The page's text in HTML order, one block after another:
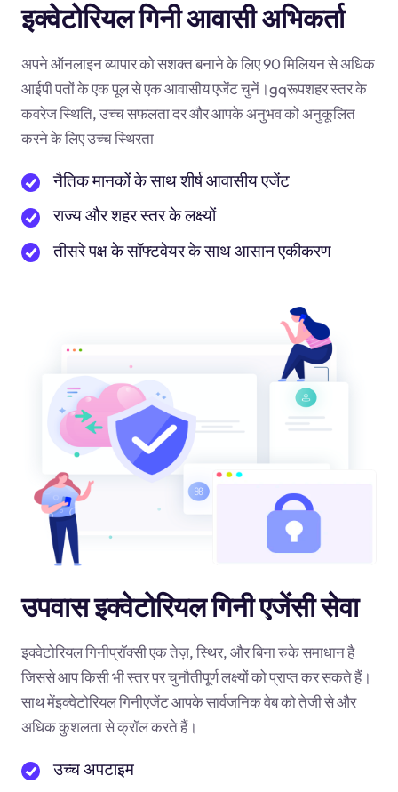
इक्वेटोरियल गिनी आवासी अभिकर्ता
अपने ऑनलाइन व्यापार को सशक्त बनाने के लिए 90 मिलियन से अधिक
आईपी पतों के एक पूल से एक आवासीय एजेंट चुनें।gqरूपशहर स्तर के
कवरेज स्थिति, उच्च सफलता दर और आपके अनुभव को अनुकूलित
करने के लिए उच्च स्थिरता
नैतिक मानकों के साथ शीर्ष आवासीय एजेंट
राज्य और शहर स्तर के लक्ष्यों
तीसरे पक्ष के सॉफ्टवेयर के साथ आसान एकीकरण
उपवास इक्वेटोरियल गिनी एजेंसी सेवा
इक्वेटोरियल गिनीप्रॉक्सी एक तेज़, स्थिर, और बिना रुके समाधान है
जिससे आप किसी भी स्तर पर चुनौतीपूर्ण लक्ष्यों को प्राप्त कर सकते हैं।
साथ मेंइक्वेटोरियल गिनीएजेंट आपके सार्वजनिक वेब को तेजी से और
अधिक कुशलता से क्रॉल करते हैं।
उच्च अपटाइम